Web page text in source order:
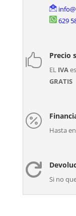
629
 Precio
EL IVA
GRATIS

Hasta en

Si no